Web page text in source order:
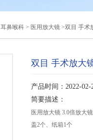
耳鼻喉科 > 医用放大镜 >双目 手术
双目 手术放大
产品时间：2022-02-
简要描述：
医用放大镜 3.0倍放大
盖2个、纸箱1个